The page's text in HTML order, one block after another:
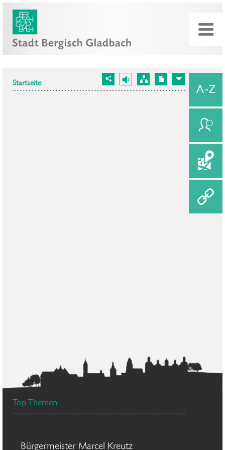
Startseite
Top Themen
Bürgermeister Marcel Kreutz